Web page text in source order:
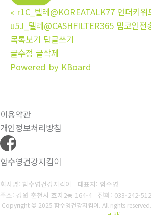
« r1C_텔레@KOREATALK77 언더키
u5J_텔레@CASHFILTER365 밈코인전
목록보기 답글쓰기
글수정 글삭제
Powered by KBoard
이용약관
개인정보처리방침
함수영건강지킴이
회사명: 함수영건강지킴이 대표자: 함수영
주소: 강원 춘천시 효자2동 164-4 전화: 033-242-
Copyright © 2025 함수영건강지킴이. All rights reserved.